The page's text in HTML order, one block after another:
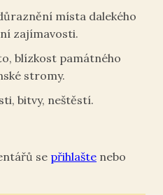
místa dalekého
zajímavosti.
blízkost památného
stromy.
bitvy, neštěstí.
se přihlašte nebo